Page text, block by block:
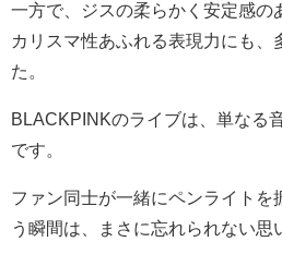
一方で、ジスの柔らかく安定感の
カリスマ性あふれる表現力にも、
た。
BLACKPINKのライブは、単なる
です。
ファン同士が一緒にペンライトを
う瞬間は、まさに忘れられない思